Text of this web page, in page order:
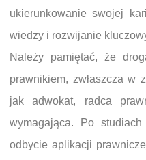
ukierunkowanie swojej
wiedzy i rozwijanie
Należy pamiętać, że
prawnikiem, zwłaszcza w
jak adwokat, radca
wymagająca. Po
odbycie aplikacji